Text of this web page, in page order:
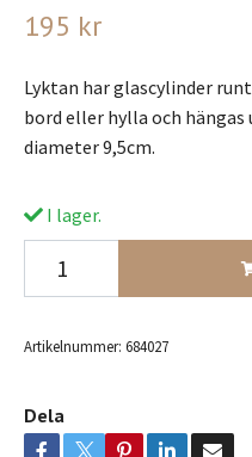
195 kr
Lyktan har glascylinder
bord eller hylla och hängas
diameter 9,5cm.
I lager.
Artikelnummer: 684027
Dela